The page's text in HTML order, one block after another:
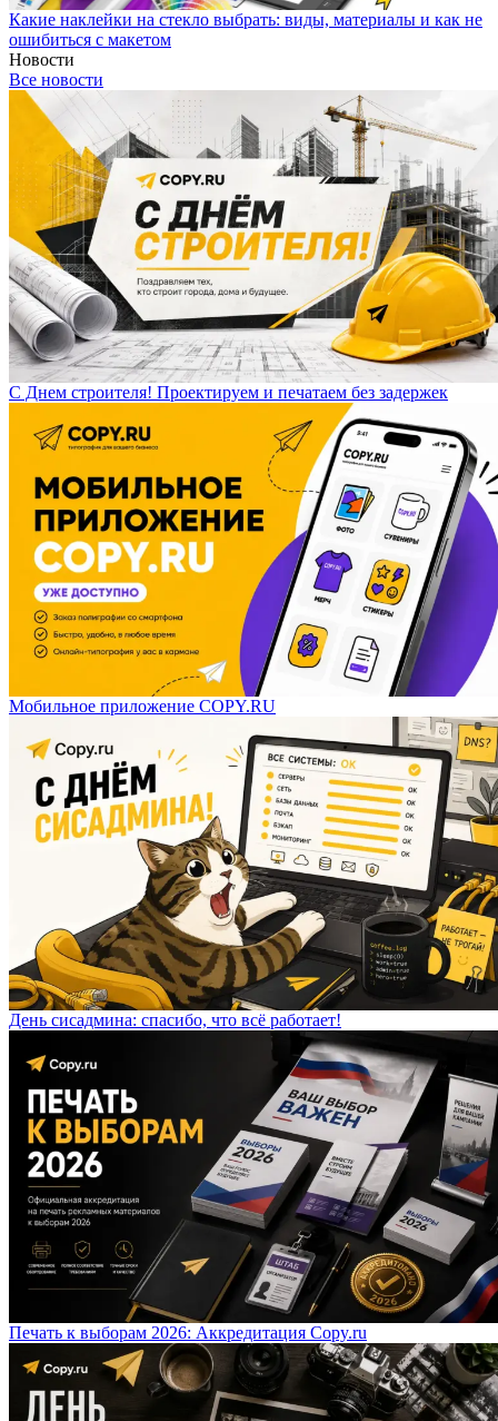
Какие наклейки на стекло выбрать: виды, материалы и как не
ошибиться с макетом
Новости
Все новости
С Днем строителя! Проектируем и печатаем без задержек
Мобильное приложение COPY.RU
День сисадмина: спасибо, что всё работает!
Печать к выборам 2026: Аккредитация Copy.ru